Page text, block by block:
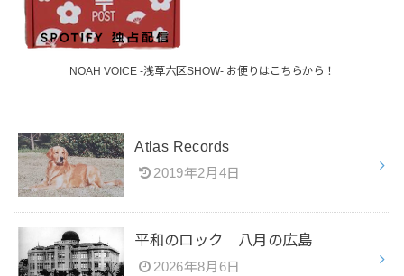
NOAH VOICE -浅草六区SHOW- お便りはこちらから！
Atlas Records
2019年2月4日
平和のロック 八月の広島
2026年8月6日